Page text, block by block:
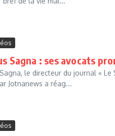
Sagna : ses avocats
le directeur du journal «
Jotnanews a réag...